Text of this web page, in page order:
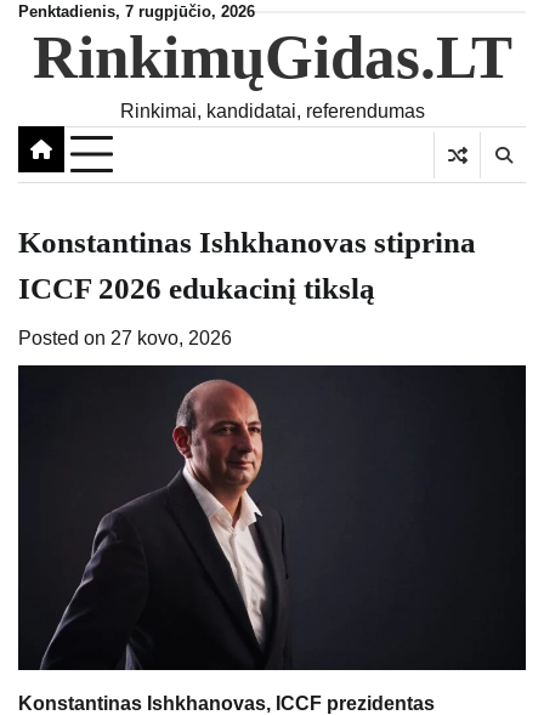
Skip
content
Penktadienis, 7 rugpjūčio, 2026
RinkimųGidas.LT
Rinkimai, kandidatai, referendumas
Konstantinas Ishkhanovas stiprina
ICCF 2026 edukacinį tikslą
Posted on 27 kovo, 2026
Konstantinas Ishkhanovas, ICCF prezidentas